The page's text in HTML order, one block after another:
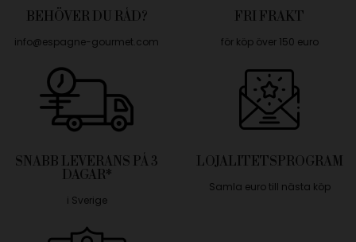
BEHÖVER DU RÅD?
info@espagne-gourmet.com
FRI FRAKT
för köp över 150 euro
SNABB LEVERANS PÅ 3
DAGAR*
i Sverige
LOJALITETSPROGRAM
Samla euro till nästa köp